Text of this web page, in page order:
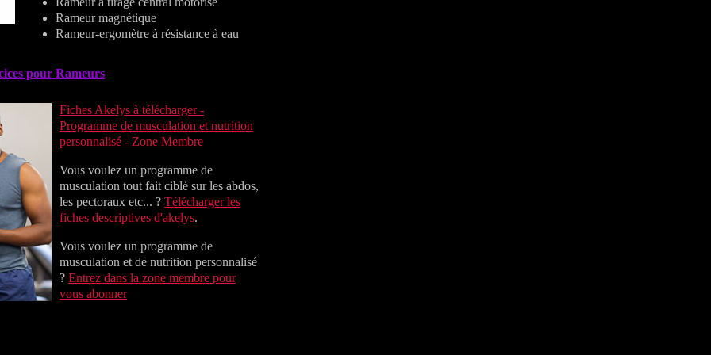
Rameur magnétique
Rameur-ergomètre à résistance à eau
pour Rameurs
Fiches Akelys à télécharger -
Programme de musculation et nutrition
personnalisé - Zone Membre
Vous voulez un programme de
musculation tout fait ciblé sur les abdos,
les pectoraux etc... ? Télécharger les
fiches descriptives d'akelys.
Vous voulez un programme de
musculation et de nutrition personnalisé
? Entrez dans la zone membre pour
vous abonner